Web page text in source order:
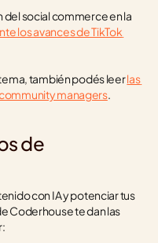
del social commerce en la
los avances de TikTok
también podés leer las
managers.
de
con IA y potenciar tus
Coderhouse te dan las